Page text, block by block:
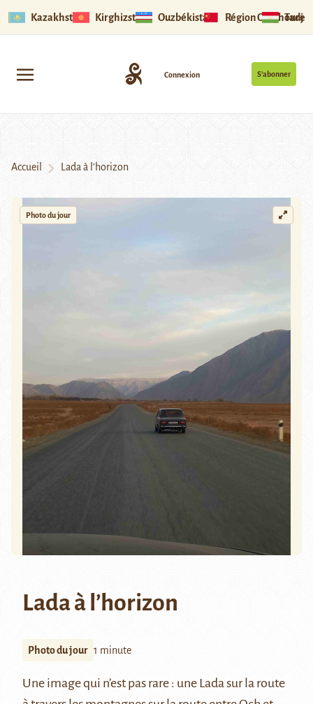
Kazakhstan Kirghizstan Ouzbékistan Région Ouïghoure
S’abonner
Connexion
Accueil Lada à l’horizon
Photo du jour
Lada à l’horizon
Photo du jour 1 minute
Une image qui n’est pas rare : une Lada sur la route